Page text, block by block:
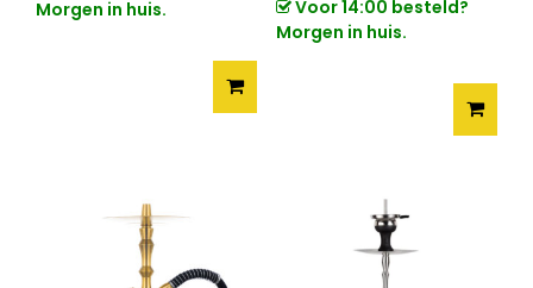
Morgen in huis.
Voor 14:00 besteld?
Morgen in huis.